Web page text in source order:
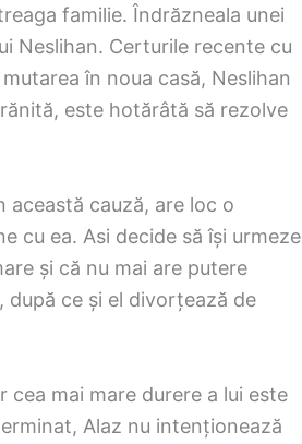
familie. Îndrăzneala unei
Neslihan. Certurile recente cu
în noua casă, Neslihan
este hotărâtă să rezolve
această cauză, are loc o
cu ea. Asi decide să își urmeze
și că nu mai are putere
după ce și el divorțează de
cea mai mare durere a lui este
Alaz nu intenționează